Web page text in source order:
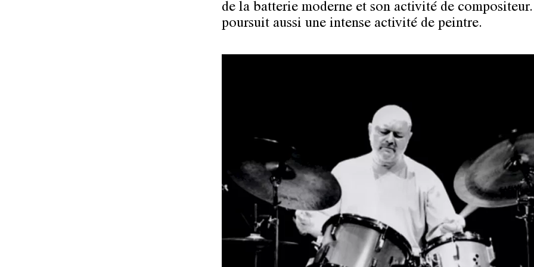
de la batterie moderne et son activité de
poursuit aussi une intense activité de peintre.